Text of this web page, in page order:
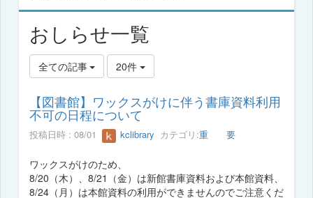
おしらせ一覧
全ての記事 20件
【図書館】ワックスがけに伴う書庫資料利用
不可の日程について
投稿日時 : 08/01 kclibrary カテゴリ:重 要
ワックスがけのため、
8/20（木）、8/21（金）は新館書庫資料および本館資料、
8/24（月）は本館資料の利用ができませんのでご注意くだ